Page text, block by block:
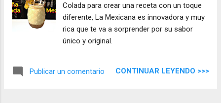
Colada para crear una receta con un toque
diferente, La Mexicana es innovadora y muy
rica que te va a sorprender por su sabor
único y original.
Publicar un comentario CONTINUAR LEYENDO >>>